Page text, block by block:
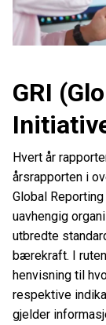
GRI
Hvert år
årsrapporten i
Global
uavhengig
utbredte
bærekraft. I
henvisning til
respektive
gjelder